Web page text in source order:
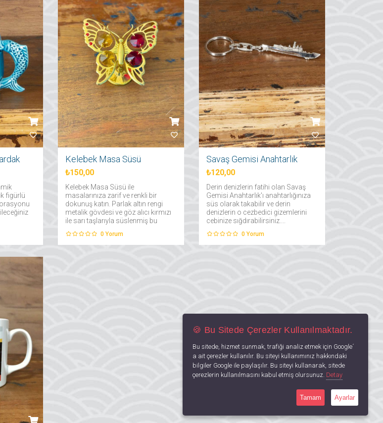
figürlü
Kelebek Masa Süsü
₺150,00
Kelebek Masa Süsü ile
masalarınıza zarif ve renkli bir
dokunuş katın. Parlak altın rengi
metalik gövdesi ve göz alıcı kırmızı
ile sarı taşlarıyla süslenmiş bu
ve enerji getiriyor....
0 Yorum
Savaş Gemisi Anahtarlık
₺120,00
Derin denizlerin fatihi olan Savaş
Gemisi Anahtarlık'ı anahtarlığınıza
süs olarak takabilir ve derin
denizlerin o cezbedici gizemlerini
cebinize sığdırabilirsiniz....
0 Yorum
🍪 Bu Sitede Çerezler Kullanılmaktadır.
Bu sitede, hizmet sunmak, trafiği analiz etmek için Google´
a ait çerezler kullanılır. Bu siteyi kullanımınız hakkındaki
bilgiler Google ile paylaşılır. Bu siteyi kullanarak, sitede
çerezlerin kullanılmasını kabul etmiş olursunuz. Detay
Tamam Ayarlar